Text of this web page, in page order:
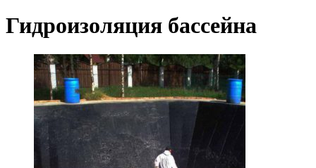
Гидроизоляция бассейна